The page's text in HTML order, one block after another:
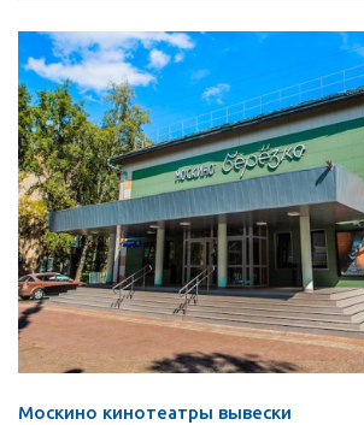
Москино кинотеатры вывески